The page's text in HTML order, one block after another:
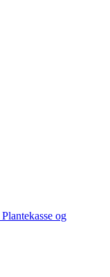
Plantekasse og